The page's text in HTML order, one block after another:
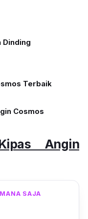
Dinding
Terbaik
Cosmos
Angin
SAJA